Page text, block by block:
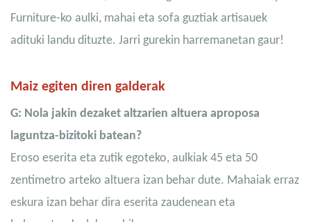
Furniture-ko aulki, mahai eta sofa guztiak artisauek
adituki landu dituzte. Jarri gurekin harremanetan gaur!
Maiz egiten diren galderak
G: Nola jakin dezaket altzarien altuera aproposa
laguntza-bizitoki batean?
Eroso eserita eta zutik egoteko, aulkiak 45 eta 50
zentimetro arteko altuera izan behar dute. Mahaiak erraz
eskura izan behar dira eserita zaudenean eta